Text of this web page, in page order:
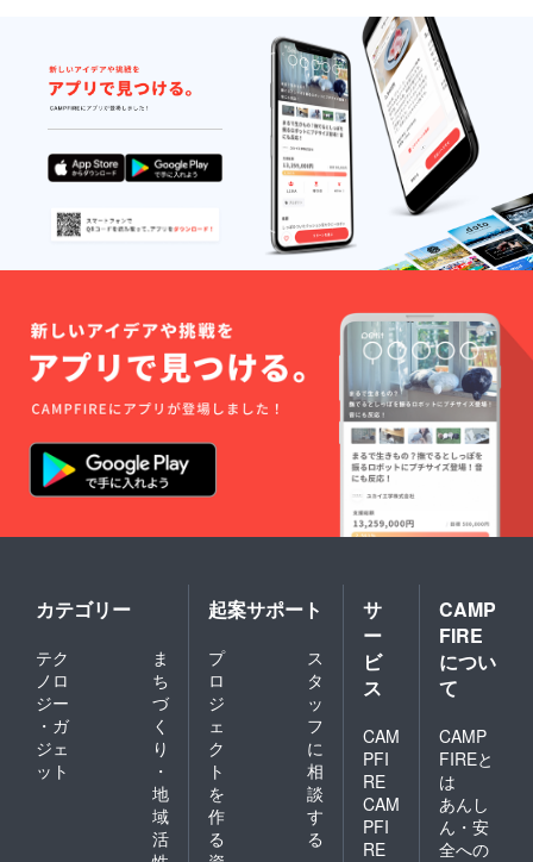
る場合は備考欄
にご記載くださ
い。 ・オフライ
ンの場合、交通
費は自己負担で
お願いいたしま
す。
カテゴリー
テク
ノロ
ジー
・ガ
ジェ
ット
ま
ち
づ
く
り
・
地
域
活
起案サポート
プ
ロ
ジ
ェ
ク
ト
を
作
る
ス
タ
ッ
フ
に
相
談
す
る
サ
ー
ビ
ス
CAM
PFI
RE
CAM
PFI
RE
CAMP
FIRE
につい
て
CAMP
FIREと
は
あんし
ん・安
全への